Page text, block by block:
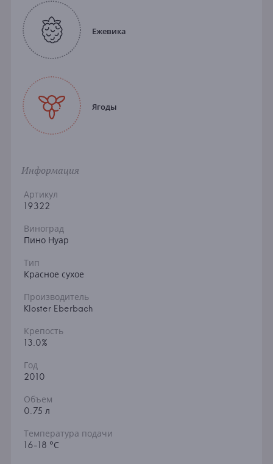
Ежевика
Ягоды
Информация
Артикул
19322
Виноград
Пино Нуар
Тип
Красное сухое
Производитель
Kloster Eberbach
Крепость
13.0%
Год
2010
Объем
0.75 л
Температура подачи
16-18 °С